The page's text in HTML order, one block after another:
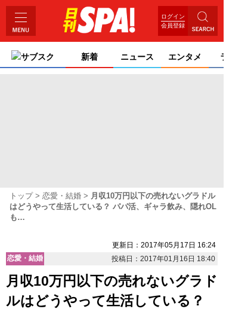
ログイン
会員登録
サブスク 新着 ニュース エンタメ
トップ 恋愛・結婚
月収10万円以下の売れないグラドル
はどうやって生活している？ パパ活、ギャラ飲み、隠れOL
も…
更新日：2017年05月17日 16:24
恋愛・結婚
投稿日：2017年01月16日 18:40
月収10万円以下の売れないグラド
ルはどうやって生活している？